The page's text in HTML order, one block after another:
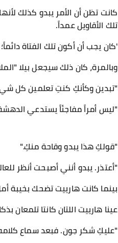
كانت تظن أن الأمر يبدو كذلك
تلك الأقاويل عمداً.
​'كان يجب أن أكون تلك الفتاة
​وبالمرة، كان ذلك سيجعل بيلا
​"تبدين وكأنكِ كنتِ تعلمين كل
"ليس أمراً مفاجئاً يستدعي
"قولكِ هذا يبدو وقاحة منكِ."
"أعتذر. يبدو أنني أصبحت أنظر
​بينما كانت هارييت تضحك بخيبة
عينا هارييت اللتان كانتا تلمعان
​"عليكِ شكر جون. فبعد سماع